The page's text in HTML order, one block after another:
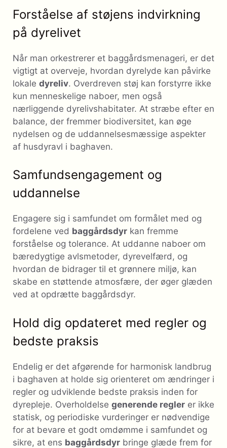
Forståelse af støjens indvirkning
på dyrelivet
Når man orkestrerer et baggårdsmenageri, er det
vigtigt at overveje, hvordan dyrelyde kan påvirke
lokale dyreliv. Overdreven støj kan forstyrre ikke
kun menneskelige naboer, men også
nærliggende dyrelivshabitater. At stræbe efter en
balance, der fremmer biodiversitet, kan øge
nydelsen og de uddannelsesmæssige aspekter
af husdyravl i baghaven.
Samfundsengagement og
uddannelse
Engagere sig i samfundet om formålet med og
fordelene ved baggårdsdyr kan fremme
forståelse og tolerance. At uddanne naboer om
bæredygtige avlsmetoder, dyrevelfærd, og
hvordan de bidrager til et grønnere miljø, kan
skabe en støttende atmosfære, der øger glæden
ved at opdrætte baggårdsdyr.
Hold dig opdateret med regler og
bedste praksis
Endelig er det afgørende for harmonisk landbrug
i baghaven at holde sig orienteret om ændringer i
regler og udviklende bedste praksis inden for
dyrepleje. Overholdelse generende regler er ikke
statisk, og periodiske vurderinger er nødvendige
for at bevare et godt omdømme i samfundet og
sikre, at ens baggårdsdyr bringe glæde frem for